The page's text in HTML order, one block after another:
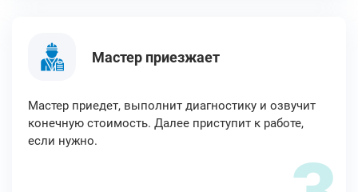
Мастер приезжает
Мастер приедет, выполнит диагностику и озвучит
конечную стоимость. Далее приступит к работе,
если нужно.